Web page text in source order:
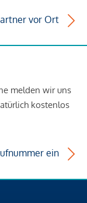
vor Ort
melden wir uns
kostenlos
ein